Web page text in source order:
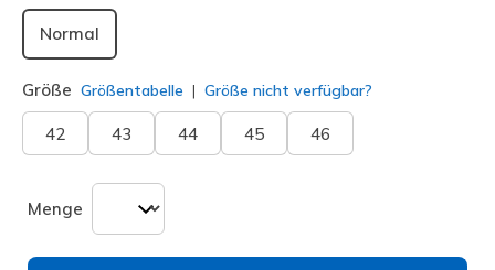
Normal
Größe Größentabelle Größe nicht verfügbar?
42 43 44 45 46
Menge